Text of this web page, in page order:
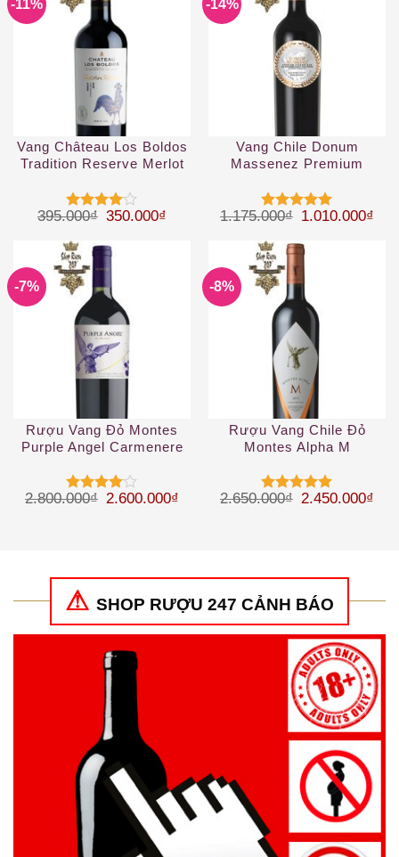
-11%
Vang Château Los Boldos
Tradition Reserve Merlot
Được
45 sao
395.000₫ Giá gốc là: 395.000₫.
350.000₫ Giá hiện tại là: 350.000₫.
-14%
Vang Chile Donum
Massenez Premium
Được xếp
sao
1.175.000₫ Giá gốc là:
1.010.000₫
-7%
Rượu Vang Đỏ Montes
Purple Angel Carmenere
Được
2.800.000₫ Giá gốc là: 2.800.000₫.
2.600.000₫ Giá hiện tại là: 2.600.000₫.
-8%
Rượu Vang Chile Đỏ
Montes Alpha M
Được xếp
2.650.000₫ Giá gốc là:
2.450.000₫
SHOP RƯỢU 247 CẢNH BÁO